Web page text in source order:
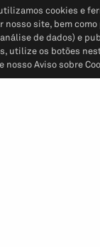
cookies e
nosso site, bem
de dados) e
utilize os botões
Aviso sobre